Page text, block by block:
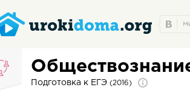
Подготовка к ЕГЭ (2016)